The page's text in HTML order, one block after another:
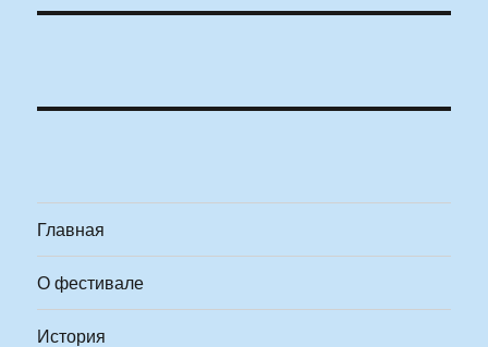
Главная
О фестивале
История